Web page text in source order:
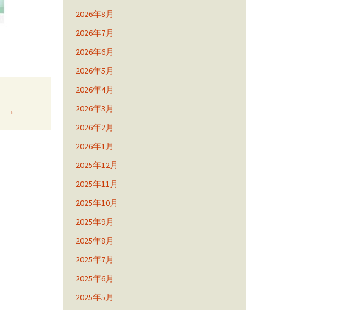
→
2026年8月
2026年7月
2026年6月
2026年5月
2026年4月
2026年3月
2026年2月
2026年1月
2025年12月
2025年11月
2025年10月
2025年9月
2025年8月
2025年7月
2025年6月
2025年5月